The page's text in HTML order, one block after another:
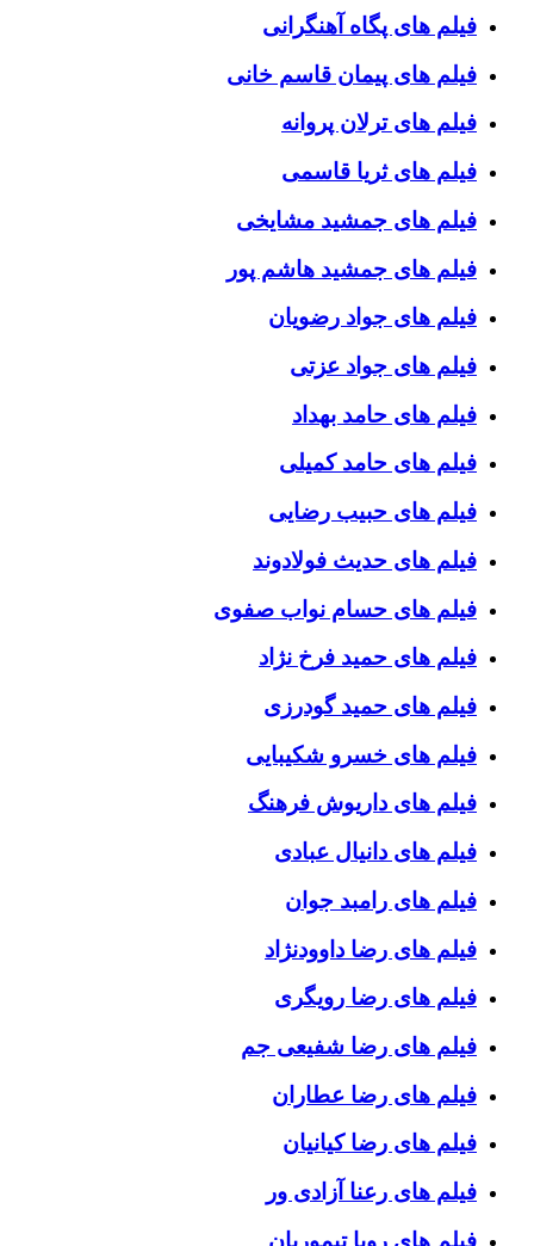
فیلم های پگاه آهنگرانی
فیلم های پیمان قاسم خانی
فیلم های ترلان پروانه
فیلم های ثریا قاسمی
فیلم های جمشید مشایخی
فیلم های جمشید هاشم پور
فیلم های جواد رضویان
فیلم های جواد عزتی
فیلم های حامد بهداد
فیلم های حامد کمیلی
فیلم های حبیب رضایی
فیلم های حدیث فولادوند
فیلم های حسام نواب صفوی
فیلم های حمید فرخ نژاد
فیلم های حمید گودرزی
فیلم های خسرو شکیبایی
فیلم های داریوش فرهنگ
فیلم های دانیال عبادی
فیلم های رامبد جوان
فیلم های رضا داوودنژاد
فیلم های رضا رویگری
فیلم های رضا شفیعی جم
فیلم های رضا عطاران
فیلم های رضا کیانیان
فیلم های رعنا آزادی ور
فیلم های رویا تیموریان